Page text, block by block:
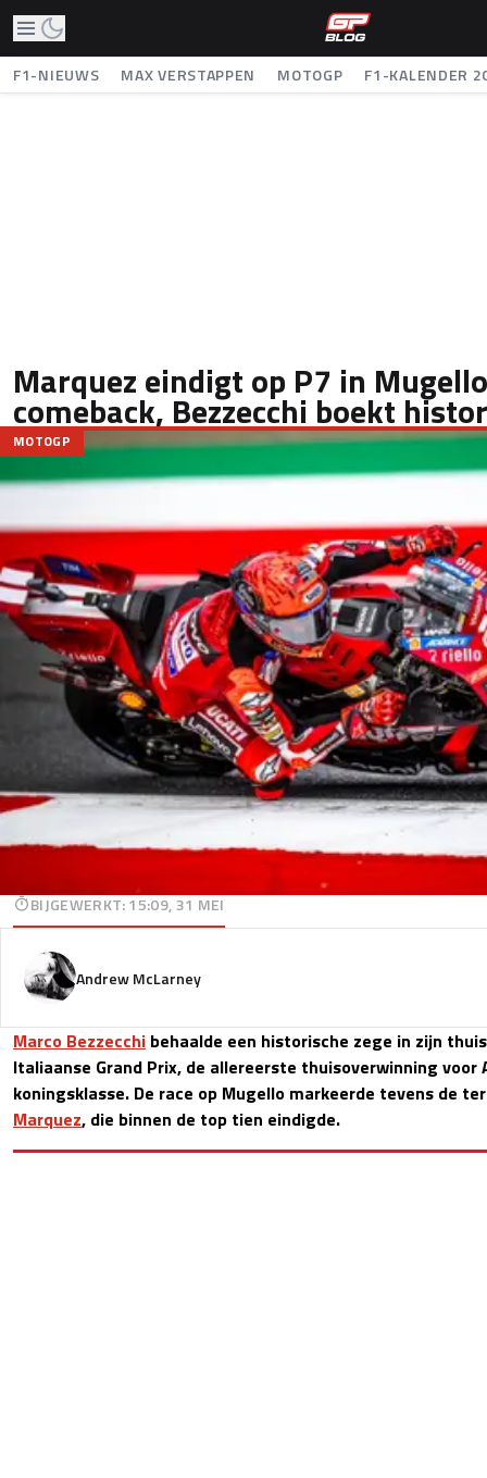
F1-NIEUWS MAX VERSTAPPEN MOTOGP F1-KALENDER
Marquez eindigt op P7 in
comeback, Bezzecchi boekt
MOTOGP
BIJGEWERKT:15:09, 31 MEI
Andrew McLarney
Marco Bezzecchi behaalde een historische zege in zijn
Italiaanse Grand Prix, de allereerste thuisoverwinning voor
koningsklasse. De race op Mugello markeerde tevens de
Marquez, die binnen de top tien eindigde.